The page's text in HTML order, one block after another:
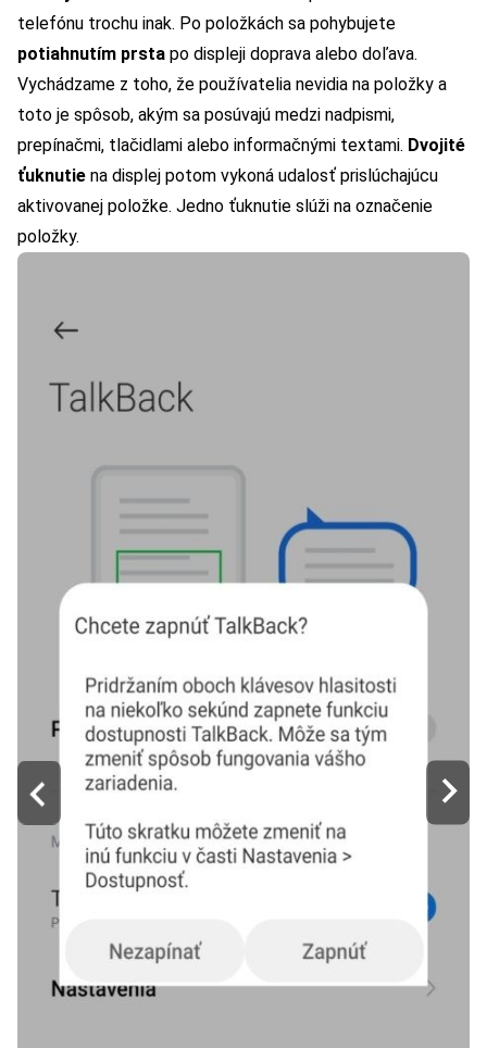
telefónu trochu inak. Po položkách sa pohybujete
potiahnutím prsta po displeji doprava alebo doľava.
Vychádzame z toho, že používatelia nevidia na položky a
toto je spôsob, akým sa posúvajú medzi nadpismi,
prepínačmi, tlačidlami alebo informačnými textami. Dvojité
ťuknutie na displej potom vykoná udalosť prislúchajúcu
aktivovanej položke. Jedno ťuknutie slúži na označenie
položky.